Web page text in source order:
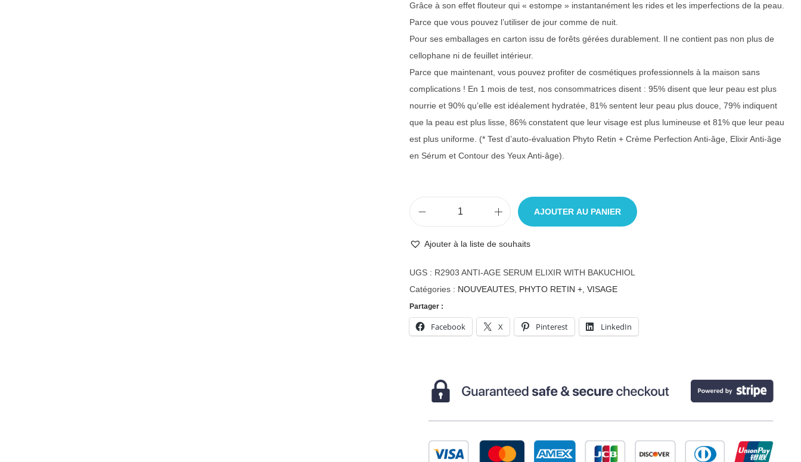
Grâce à son effet flouteur qui « estompe » instantanément les rides et les imperfections de la peau.
Parce que vous pouvez l’utiliser de jour comme de nuit.
Pour ses emballages en carton issu de forêts gérées durablement. Il ne contient pas non plus de
cellophane ni de feuillet intérieur.
Parce que maintenant, vous pouvez profiter de cosmétiques professionnels à la maison sans
complications ! En 1 mois de test, nos consommatrices disent : 95% disent que leur peau est plus
nourrie et 90% qu’elle est idéalement hydratée, 81% sentent leur peau plus douce, 79% indiquent
que la peau est plus lisse, 86% constatent que leur visage est plus lumineuse et 81% que leur peau
est plus uniforme. (* Test d’auto-évaluation Phyto Retin + Crème Perfection Anti-âge, Elixir Anti-âge
en Sérum et Contour des Yeux Anti-âge).
AJOUTER AU PANIER
Ajouter à la liste de souhaits
UGS : R2903 ANTI-AGE SERUM ELIXIR WITH BAKUCHIOL
Catégories : NOUVEAUTES PHYTO RETIN + VISAGE
Partager :
Facebook X Pinterest LinkedIn